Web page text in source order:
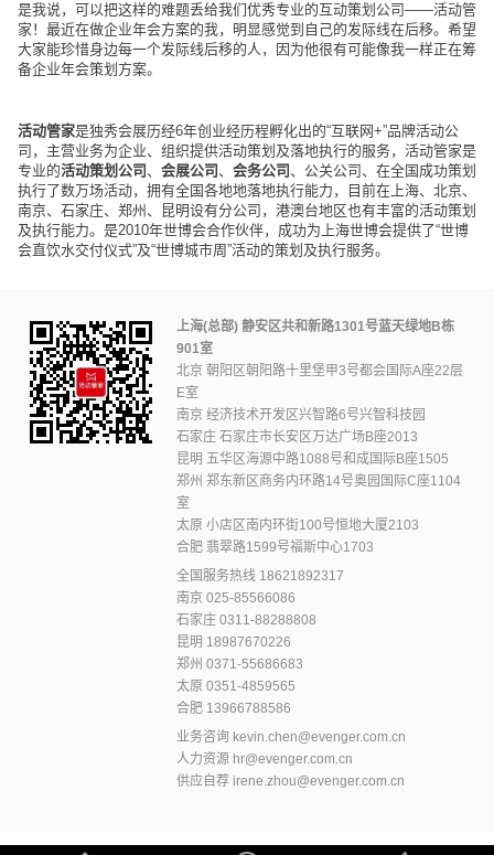
是我说，可以把这样的难题丢给我们优秀专业的互动策划公司——活动管
家！最近在做企业年会方案的我，明显感觉到自己的发际线在后移。希望
大家能珍惜身边每一个发际线后移的人，因为他很有可能像我一样正在筹
备企业年会策划方案。
活动管家是独秀会展历经6年创业经历程孵化出的“互联网+”品牌活动公
司，主营业务为企业、组织提供活动策划及落地执行的服务， 活动管家是
专业的活动策划公司 、 会展公司 、 会务公司 、公关公司、在全国成功策划
执行了数万场活动，拥有全国各地地落地执行能力，目前在上海、北京、
南京、石家庄、郑州、昆明设有分公司，港澳台地区也有丰富的活动策划
及执行能力。是2010年世博会合作伙伴，成功为上海世博会提供了“世博
会直饮水交付仪式”及“世博城市周”活动的策划及执行服务。
上海(总部) 静安区共和新路1301号蓝天绿地B栋
901室
北京 朝阳区朝阳路十里堡甲3号都会国际A座22层
E室
南京 经济技术开发区兴智路6号兴智科技园
石家庄 石家庄市长安区万达广场B座2013
昆明 五华区海源中路1088号和成国际B座1505
郑州 郑东新区商务内环路14号奥园国际C座1104
室
太原 小店区南内环街100号恒地大厦2103
合肥 翡翠路1599号福斯中心1703
全国服务热线 18621892317
南京 025-85566086
石家庄 0311-88288808
昆明 18987670226
郑州 0371-55686683
太原 0351-4859565
合肥 13966788586
业务咨询kevin.chen@evenger.com.cn
人力资源hr@evenger.com.cn
供应自荐irene.zhou@evenger.com.cn